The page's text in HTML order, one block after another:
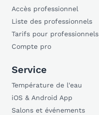
Accès professionnel
Liste des professionnels
Tarifs pour professionnels
Compte pro
Service
Température de l'eau
iOS & Android App
Salons et événements